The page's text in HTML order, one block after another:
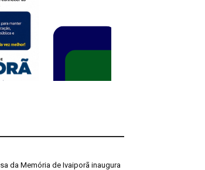
da Memória de Ivaiporã inaugura